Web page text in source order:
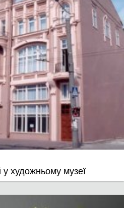
художньому музеї